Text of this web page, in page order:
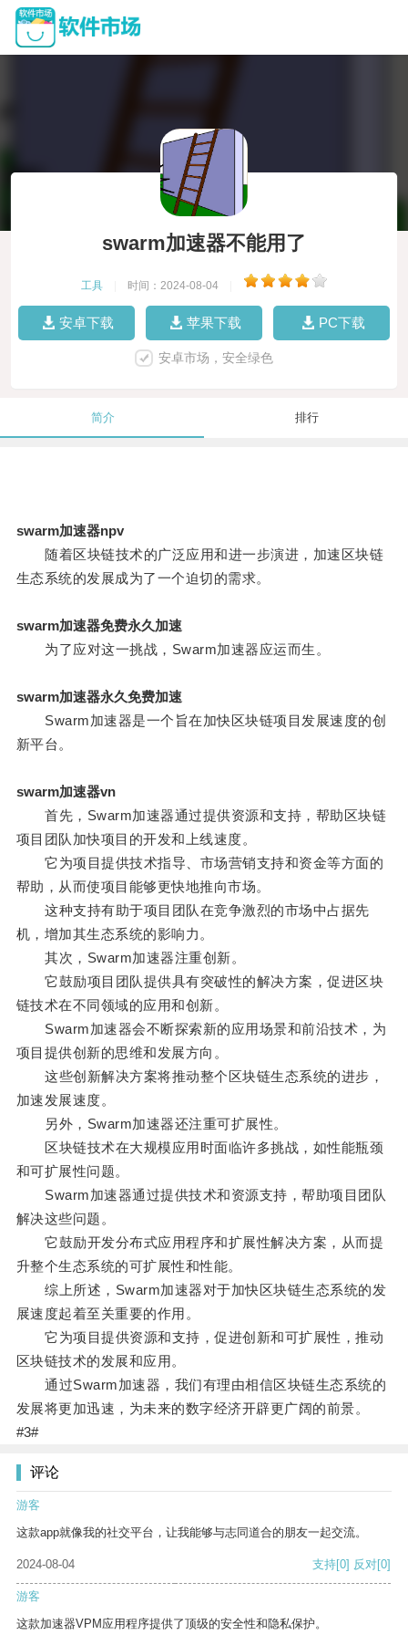
swarm加速器不能用了
工具 时间：2024-08-04
安卓下载 苹果下载 PC下载
安卓市场，安全绿色
简介 排行
swarm加速器npv
随着区块链技术的广泛应用和进一步演进，加速区块链
生态系统的发展成为了一个迫切的需求。
swarm加速器免费永久加速
为了应对这一挑战，Swarm加速器应运而生。
swarm加速器永久免费加速
Swarm加速器是一个旨在加快区块链项目发展速度的创
新平台。
swarm加速器vn
首先，Swarm加速器通过提供资源和支持，帮助区块链
项目团队加快项目的开发和上线速度。
它为项目提供技术指导、市场营销支持和资金等方面的
帮助，从而使项目能够更快地推向市场。
这种支持有助于项目团队在竞争激烈的市场中占据先
机，增加其生态系统的影响力。
其次，Swarm加速器注重创新。
它鼓励项目团队提供具有突破性的解决方案，促进区块
链技术在不同领域的应用和创新。
Swarm加速器会不断探索新的应用场景和前沿技术，为
项目提供创新的思维和发展方向。
这些创新解决方案将推动整个区块链生态系统的进步，
加速发展速度。
另外，Swarm加速器还注重可扩展性。
区块链技术在大规模应用时面临许多挑战，如性能瓶颈
和可扩展性问题。
Swarm加速器通过提供技术和资源支持，帮助项目团队
解决这些问题。
它鼓励开发分布式应用程序和扩展性解决方案，从而提
升整个生态系统的可扩展性和性能。
综上所述，Swarm加速器对于加快区块链生态系统的发
展速度起着至关重要的作用。
它为项目提供资源和支持，促进创新和可扩展性，推动
区块链技术的发展和应用。
通过Swarm加速器，我们有理由相信区块链生态系统的
发展将更加迅速，为未来的数字经济开辟更广阔的前景。
#3#
评论
游客
这款app就像我的社交平台，让我能够与志同道合的朋友一起交流。
2024-08-04 支持[0] 反对[0]
游客
这款加速器VPM应用程序提供了顶级的安全性和隐私保护。